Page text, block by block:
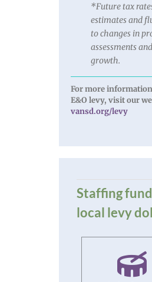
*Future tax
estimates and
to changes in
assessments
growth.
For more
E&O levy, visit our
vansd.org/levy
Staffing
local levy